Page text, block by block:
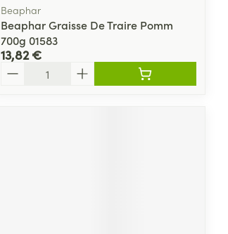
Beaphar
Beaphar Graisse De Traire Pomm
700g 01583
13,82 €